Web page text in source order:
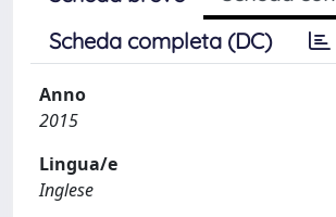
Scheda completa (DC)
Anno
2015
Lingua/e
Inglese